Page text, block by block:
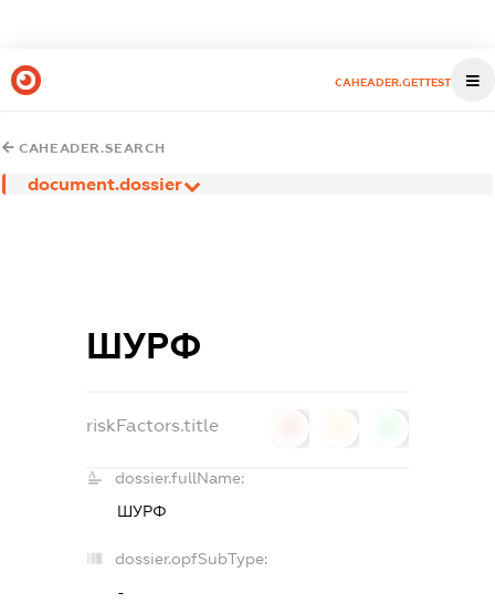
CAHEADER.GETTEST
CAHEADER.SEARCH
document.dossier
ШУРФ
riskFactors.title
dossier.fullName:
ШУРФ
dossier.opfSubType:
-